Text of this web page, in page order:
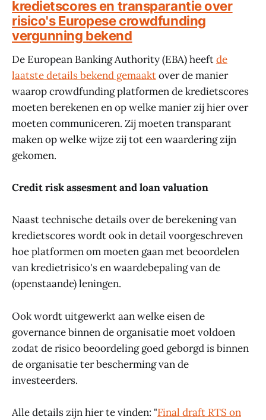
kredietscores en transparantie over
risico's Europese crowdfunding
vergunning bekend
De European Banking Authority (EBA) heeftde
laatste details bekend gemaaktover de manier
waarop crowdfunding platformen de kredietscores
moeten berekenen en op welke manier zij hier over
moeten communiceren. Zij moeten transparant
maken op welke wijze zij tot een waardering zijn
gekomen.
Credit risk assesment and loan valuation
Naast technische details over de berekening van
kredietscores wordt ook in detail voorgeschreven
hoe platformen om moeten gaan met beoordelen
van kredietrisico's en waardebepaling van de
(openstaande) leningen.
Ook wordt uitgewerkt aan welke eisen de
governance binnen de organisatie moet voldoen
zodat de risico beoordeling goed geborgd is binnen
de organisatie ter bescherming van de
investeerders.
Alle details zijn hier te vinden: "Final draft RTS on